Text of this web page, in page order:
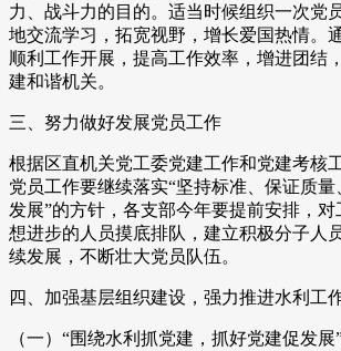
力、战斗力的目的。适当时候组织一次党
地交流学习，拓宽视野，增长爱国热情。
顺利工作开展，提高工作效率，增进团结
建和谐机关。
三、努力做好发展党员工作
根据区直机关党工委党建工作和党建考核
党员工作要继续落实“坚持标准、保证质
发展”的方针，各支部今年要提前安排，
想进步的人员摸底排队，建立积极分子人
续发展，不断壮大党员队伍。
四、加强基层组织建设，强力推进水利工
（一）“围绕水利抓党建，抓好党建促发